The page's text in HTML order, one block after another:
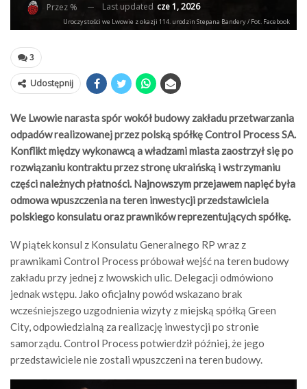
Przez % Last updated cze 1, 2026
Uroczystości we Lwowie z okazji 114. urodzin Stepana Bandery / Fot. Facebook
3
Udostępnij
We Lwowie narasta spór wokół budowy zakładu przetwarzania
odpadów realizowanej przez polską spółkę Control Process SA.
Konflikt między wykonawcą a władzami miasta zaostrzył się po
rozwiązaniu kontraktu przez stronę ukraińską i wstrzymaniu
części należnych płatności. Najnowszym przejawem napięć była
odmowa wpuszczenia na teren inwestycji przedstawiciela
polskiego konsulatu oraz prawników reprezentujących spółkę.
W piątek konsul z Konsulatu Generalnego RP wraz z
prawnikami Control Process próbował wejść na teren budowy
zakładu przy jednej z lwowskich ulic. Delegacji odmówiono
jednak wstępu. Jako oficjalny powód wskazano brak
wcześniejszego uzgodnienia wizyty z miejską spółką Green
City, odpowiedzialną za realizację inwestycji po stronie
samorządu. Control Process potwierdził później, że jego
przedstawiciele nie zostali wpuszczeni na teren budowy.